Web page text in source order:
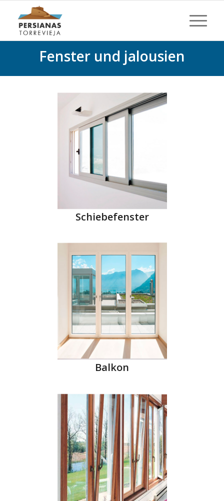
Fenster und jalousien
Schiebefenster
Balkon